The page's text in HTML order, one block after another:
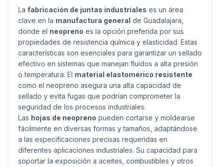
La fabricación de juntas industriales es un área
clave en la manufactura general de Guadalajara,
donde el neopreno es la opción preferida por sus
propiedades de resistencia química y elasticidad. Estas
características son esenciales para garantizar un sellado
efectivo en sistemas que manejan fluidos a alta presión
o temperatura. El material elastomérico resistente
como el neopreno asegura una alta capacidad de
sellado y evita fugas que podrían comprometer la
seguridad de los procesos industriales.
Las hojas de neopreno pueden cortarse y moldearse
fácilmente en diversas formas y tamaños, adaptándose
a las especificaciones precisas requeridas en
diferentes aplicaciones industriales. Su capacidad para
soportar la exposición a aceites, combustibles y otros